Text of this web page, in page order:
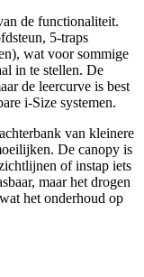
de functionaliteit.
5‑traps
wat voor sommige
in te stellen. De
de leercurve is best
i‑Size systemen.
van kleinere
De canopy is
of instap iets
maar het drogen
het onderhoud op